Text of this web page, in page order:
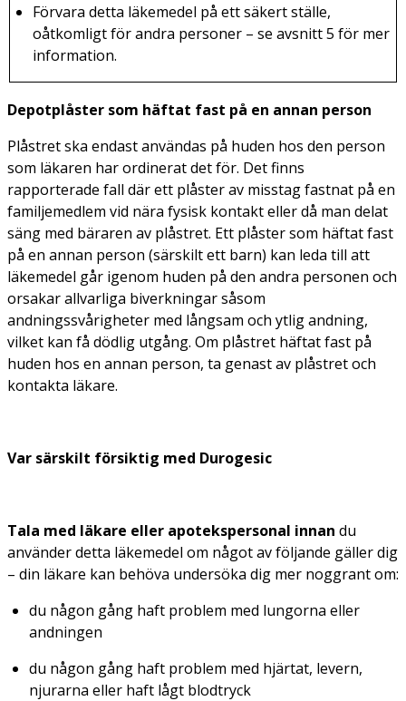
Förvara detta läkemedel på ett säkert ställe,
oåtkomligt för andra personer – se avsnitt 5 för mer
information.
Depotplåster som häftat fast på en annan person
Plåstret ska endast användas på huden hos den person
som läkaren har ordinerat det för. Det finns
rapporterade fall där ett plåster av misstag fastnat på en
familjemedlem vid nära fysisk kontakt eller då man delat
säng med bäraren av plåstret. Ett plåster som häftat fast
på en annan person (särskilt ett barn) kan leda till att
läkemedel går igenom huden på den andra personen och
orsakar allvarliga biverkningar såsom
andningssvårigheter med långsam och ytlig andning,
vilket kan få dödlig utgång. Om plåstret häftat fast på
huden hos en annan person, ta genast av plåstret och
kontakta läkare.
Var särskilt försiktig med Durogesic
Tala med läkare eller apotekspersonal innan du
använder detta läkemedel om något av följande gäller dig
– din läkare kan behöva undersöka dig mer noggrant om:
du någon gång haft problem med lungorna eller
andningen
du någon gång haft problem med hjärtat, levern,
njurarna eller haft lågt blodtryck